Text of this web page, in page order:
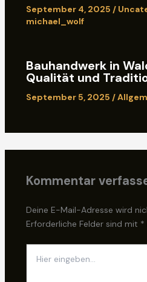
September 4, 2025 /
michael_wolf
Bauhandwerk in
Qualität und
September 5, 2025 /
Kommentar
Deine E-Mail-Adresse wird
Erforderliche Felder sind mit *
eingeben…